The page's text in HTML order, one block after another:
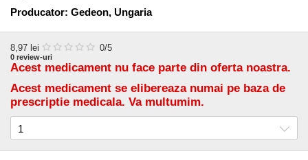
Producator: Gedeon, Ungaria
8,97 lei 0/5
0 review-uri
Acest medicament nu face parte din oferta noastra.
Acest medicament se elibereaza numai pe baza de
prescriptie medicala. Va multumim.